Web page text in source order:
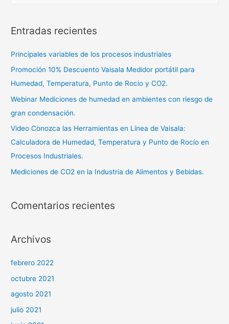
Entradas recientes
Principales variables de los procesos industriales
Promoción 10% Descuento Vaisala Medidor portátil para
Humedad, Temperatura, Punto de Rocio y CO2.
Webinar Mediciones de humedad en ambientes con riesgo de
gran condensación.
Video Conozca las Herramientas en Línea de Vaisala:
Calculadora de Humedad, Temperatura y Punto de Rocío en
Procesos Industriales.
Mediciones de CO2 en la Industria de Alimentos y Bebidas.
Comentarios recientes
Archivos
febrero 2022
octubre 2021
agosto 2021
julio 2021